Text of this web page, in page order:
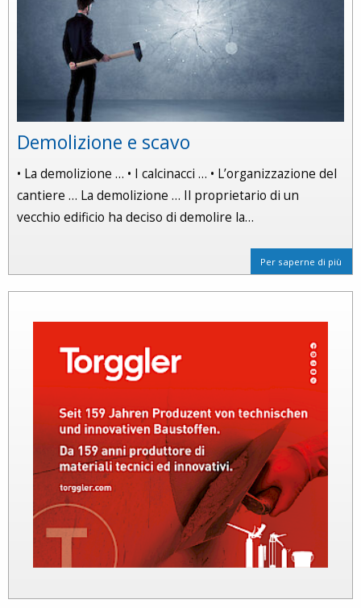
Demolizione e scavo
• La demolizione … • I calcinacci … • L’organizzazione del
cantiere … La demolizione … Il proprietario di un
vecchio edificio ha deciso di demolire la…
Per saperne di più